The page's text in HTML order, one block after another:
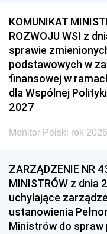
KOMUNIKAT
ROZWOJU WSI z
sprawie
podstawowych w
finansowej w
dla Wspólnej
2027
Monitor Polski rok
ZARZĄDZENIE NR
MINISTRÓW z dnia
uchylające
ustanowienia
Ministrów do